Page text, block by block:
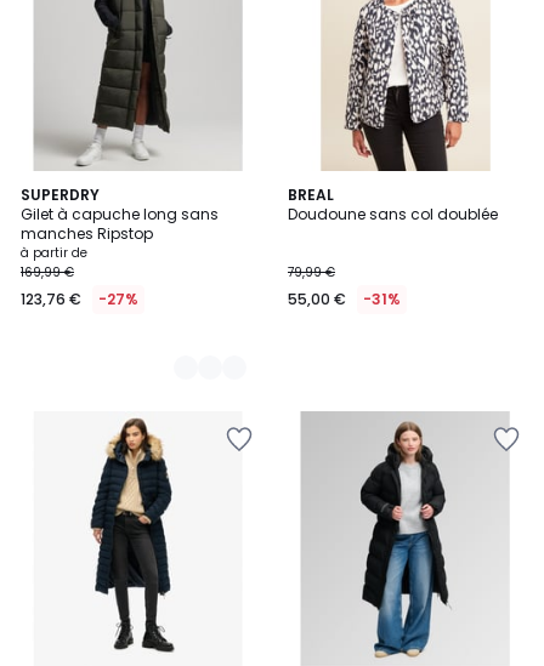
SUPERDRY
Gilet à capuche long sans
manches Ripstop
à partir de
169,99 €
123,76 € -27%
2
Couleurs
BREAL
Doudoune sans col doublée
79,99 €
55,00 € -31%